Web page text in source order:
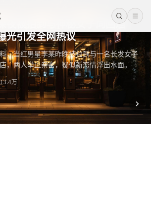
黑料资源免费下载平台，海量独家爆料
夜被拍到与神秘女子同回酒
光引发全网热议
，当红男星李某昨晚被拍到与一名长发女子
，两人举止亲密，疑似新恋情浮出水面。
3.4万